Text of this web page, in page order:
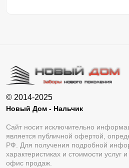
© 2014-2025
Новый Дом - Нальчик
Сайт носит исключительно
является публичной офертой,
РФ. Для получения подробной
характеристиках и стоимости услуг
офис продаж.